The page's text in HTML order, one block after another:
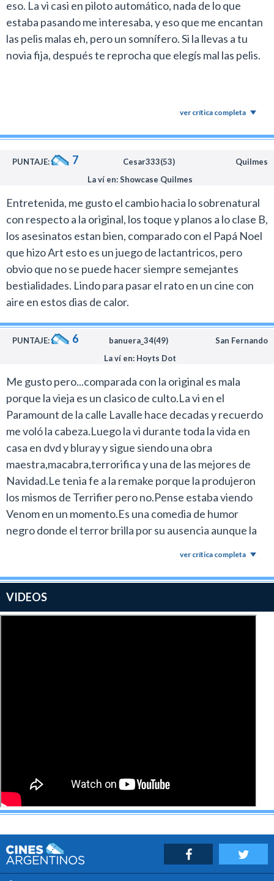
fantásticos.
El rol protagónico quedó a cargo de Roham Campbell
(The Hardy Boys), quien ofrece una buena
interpretación junto a Ruby Modine, quien fue parte de
terror del año, al menos hace el esfuerzo de proponer
algo diferente dentro de esta franquicia.
eso. La vi casi en piloto automático, nada de lo que
estaba pasando me interesaba, y eso que me encantan
las pelis malas eh, pero un somnífero. Si la llevas a tu
novia fija, después te reprocha que elegís mal las pelis.
ver crítica completa
PUNTAJE: 7 Cesar333(53)
Quilmes
La ví en: Showcase Quilmes
Entretenida, me gusto el cambio hacia lo sobrenatural
con respecto a la original, los toque y planos a lo clase B,
los asesinatos estan bien, comparado con el Papá Noel
que hizo Art esto es un juego de lactantricos, pero
obvio que no se puede hacer siempre semejantes
bestialidades. Lindo para pasar el rato en un cine con
aire en estos dias de calor.
PUNTAJE: 6 banuera_34(49)
San Fernando
La ví en: Hoyts Dot
Me gusto pero...comparada con la original es mala
porque la vieja es un clasico de culto.La vi en el
Paramount de la calle Lavalle hace decadas y recuerdo
me voló la cabeza.Luego la vi durante toda la vida en
casa en dvd y bluray y sigue siendo una obra
maestra,macabra,terrorifica y una de las mejores de
Navidad.Le tenia fe a la remake porque la produjeron
los mismos de Terrifier pero no.Pense estaba viendo
Venom en un momento.Es una comedia de humor
negro donde el terror brilla por su ausencia aunque la
en la jugueteria por ej.El actor esta muy bien pero la peli
es otra cosa.Un 6.
ver crítica completa
VIDEOS